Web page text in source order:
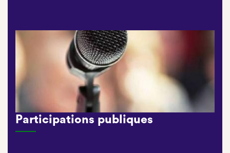
Participations publiques